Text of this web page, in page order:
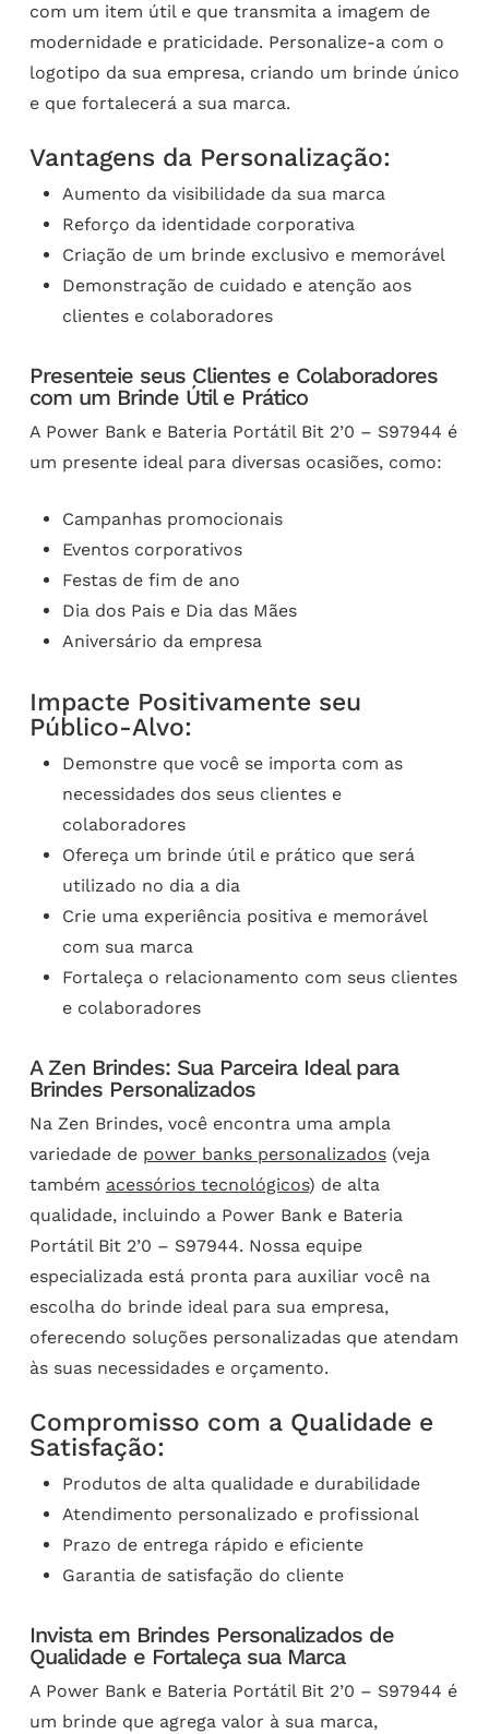
com um item útil e que transmita a imagem de
modernidade e praticidade. Personalize-a com o
logotipo da sua empresa, criando um brinde único
e que fortalecerá a sua marca.
Vantagens da Personalização:
Aumento da visibilidade da sua marca
Reforço da identidade corporativa
Criação de um brinde exclusivo e memorável
Demonstração de cuidado e atenção aos
clientes e colaboradores
Presenteie seus Clientes e Colaboradores
com um Brinde Útil e Prático
A Power Bank e Bateria Portátil Bit 2’0 – S97944 é
um presente ideal para diversas ocasiões, como:
Campanhas promocionais
Eventos corporativos
Festas de fim de ano
Dia dos Pais e Dia das Mães
Aniversário da empresa
Impacte Positivamente seu
Público-Alvo:
Demonstre que você se importa com as
necessidades dos seus clientes e
colaboradores
Ofereça um brinde útil e prático que será
utilizado no dia a dia
Crie uma experiência positiva e memorável
com sua marca
Fortaleça o relacionamento com seus clientes
e colaboradores
A Zen Brindes: Sua Parceira Ideal para
Brindes Personalizados
Na Zen Brindes, você encontra uma ampla
variedade de power banks personalizados(veja
também acessórios tecnológicos) de alta
qualidade, incluindo a Power Bank e Bateria
Portátil Bit 2’0 – S97944. Nossa equipe
especializada está pronta para auxiliar você na
escolha do brinde ideal para sua empresa,
oferecendo soluções personalizadas que atendam
às suas necessidades e orçamento.
Compromisso com a Qualidade e
Satisfação:
Produtos de alta qualidade e durabilidade
Atendimento personalizado e profissional
Prazo de entrega rápido e eficiente
Garantia de satisfação do cliente
Invista em Brindes Personalizados de
Qualidade e Fortaleça sua Marca
A Power Bank e Bateria Portátil Bit 2’0 – S97944 é
um brinde que agrega valor à sua marca,